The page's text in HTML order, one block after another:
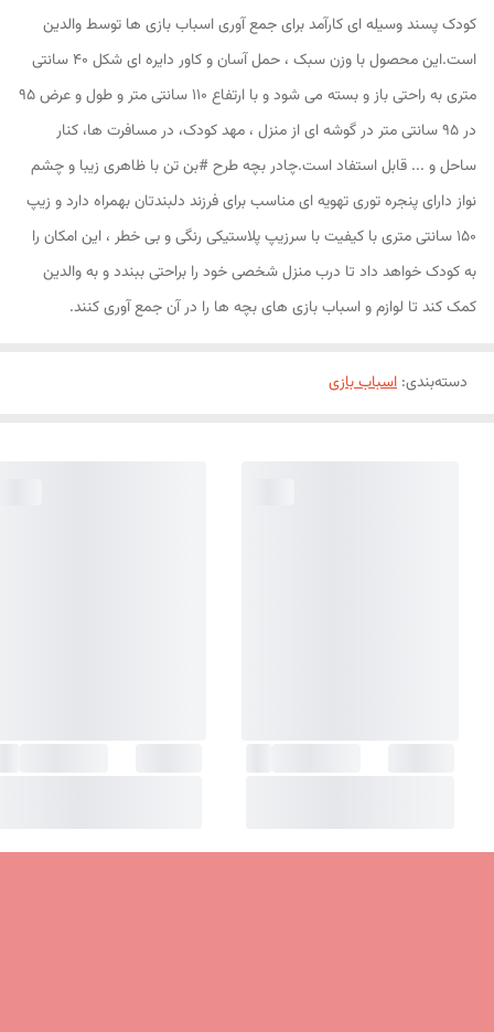
کودک پسند وسیله ای کارآمد برای جمع آوری اسباب بازی ها توسط والدین
است.این محصول با وزن سبک ، حمل آسان و کاور دایره ای شکل 40 سانتی
متری به راحتی باز و بسته می شود و با ارتفاع 110 سانتی متر و طول و عرض 95
در 95 سانتی متر در گوشه ای از منزل ، مهد کودک، در مسافرت ها، کنار
ساحل و ... قابل استفاد است.چادر بچه طرح #بن تن با ظاهری زیبا و چشم
نواز دارای پنجره توری تهویه ای مناسب برای فرزند دلبندتان بهمراه دارد و زیپ
150 سانتی متری با کیفیت با سرزیپ پلاستیکی رنگی و بی خطر ، این امکان را
به کودک خواهد داد تا درب منزل شخصی خود را براحتی ببندد و به والدین
کمک کند تا لوازم و اسباب بازی های بچه ها را در آن جمع آوری کنند.
دسته‌بندی: اسباب بازی